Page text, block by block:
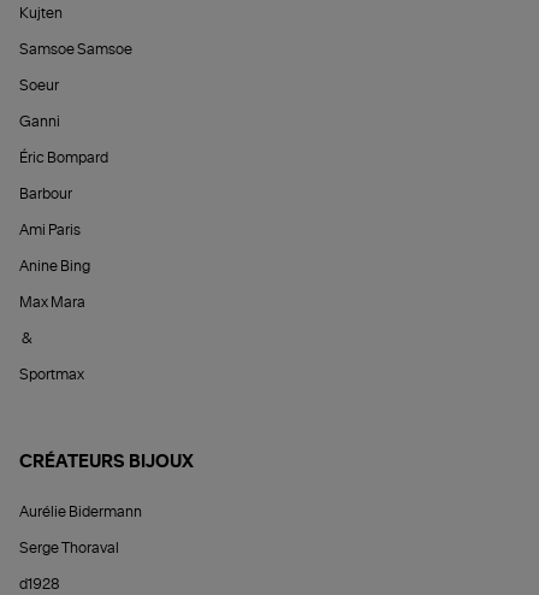
Kujten
Samsoe Samsoe
Soeur
Ganni
Éric Bompard
Barbour
Ami Paris
Anine Bing
Max Mara
&
Sportmax
CRÉATEURS BIJOUX
Aurélie Bidermann
Serge Thoraval
d1928